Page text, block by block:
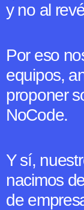
y no al
Por eso
equipos,
proponer
NoCode.
Y sí,
nacimos
de